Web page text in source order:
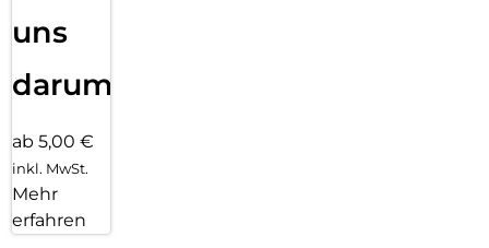
uns
darum!
ab 5,00 €
inkl. MwSt.
Mehr
erfahren